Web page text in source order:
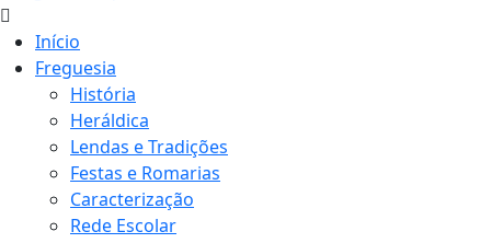
Início
Freguesia
História
Heráldica
Lendas e Tradições
Festas e Romarias
Caracterização
Rede Escolar